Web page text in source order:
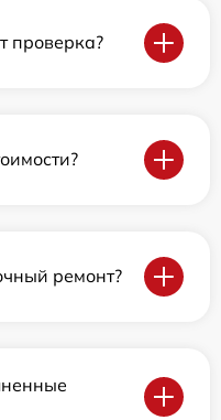
проверка?
ремонт?